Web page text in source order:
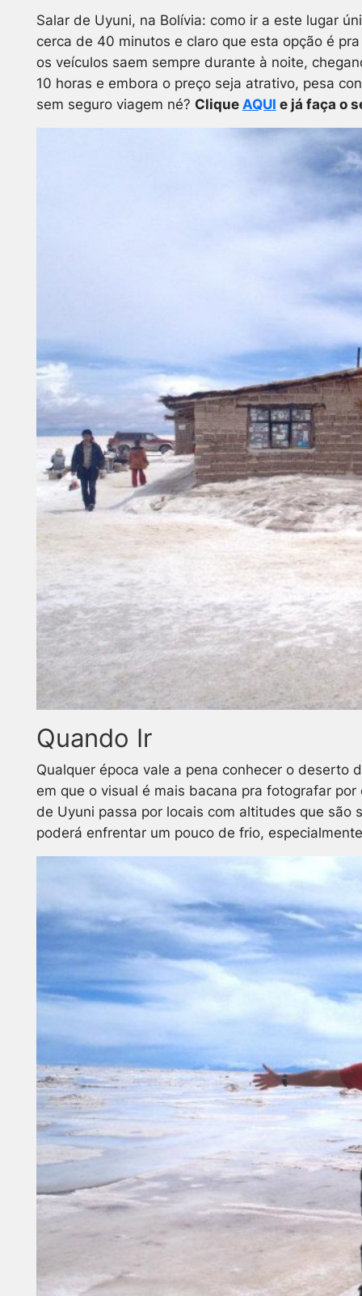
Salar de Uyuni, na Bolívia: como ir a este lugar
cerca de 40 minutos e claro que esta opção é
os veículos saem sempre durante à noite,
10 horas e embora o preço seja atrativo, pesa
sem seguro viagem né? Clique AQUI e já faça o
Quando Ir
Qualquer época vale a pena conhecer o deserto
em que o visual é mais bacana pra fotografar
de Uyuni passa por locais com altitudes que são
poderá enfrentar um pouco de frio,